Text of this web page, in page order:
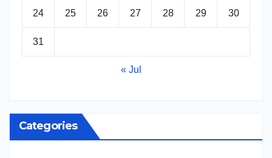
24 25 26 27 28 29 30
31
« Jul
Categories